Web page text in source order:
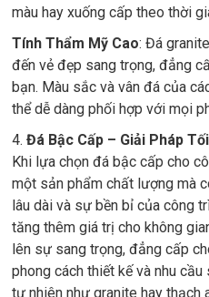
màu hay xuống cấp theo thời
Tính Thẩm Mỹ Cao: Đá
đến vẻ đẹp sang trọng, đẳng
bạn. Màu sắc và vân đá của
thể dễ dàng phối hợp với mọi
4. Đá Bậc Cấp – Giải Pháp
Khi lựa chọn đá bậc cấp cho
một sản phẩm chất lượng mà
lâu dài và sự bền bỉ của công
tăng thêm giá trị cho không
lên sự sang trọng, đẳng cấp
phong cách thiết kế và nhu
tự nhiên như granite hay thạch